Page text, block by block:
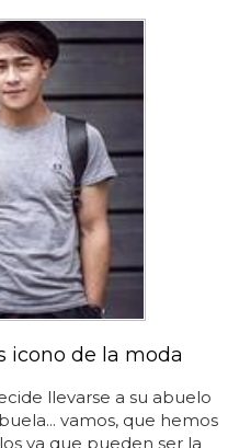
icono de la moda
llevarse a su abuelo
vamos, que hemos
ya que pueden ser la